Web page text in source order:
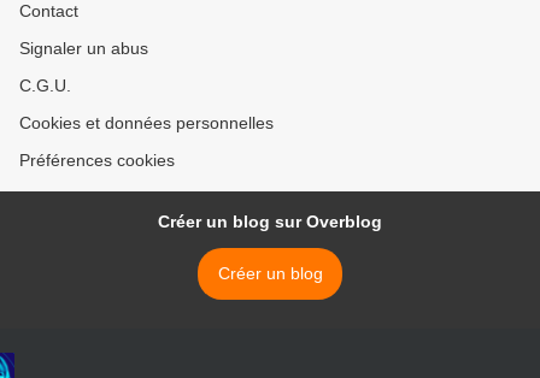
Contact
Signaler un abus
C.G.U.
Cookies et données personnelles
Préférences cookies
Créer un blog sur Overblog
Créer un blog